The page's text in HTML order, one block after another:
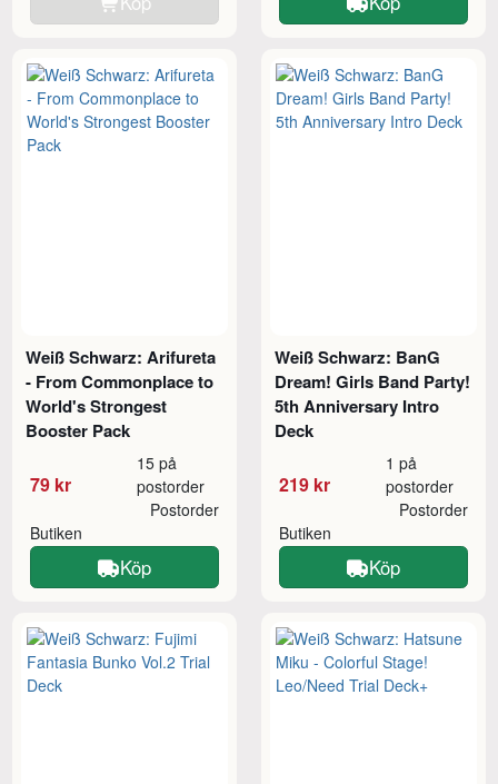
Weiß Schwarz: Arifureta
- From Commonplace to
World's Strongest
Booster Pack
79 kr
15 på
postorder
Butiken
Postorder
Köp
Weiß Schwarz: BanG
Dream! Girls Band Party!
5th Anniversary Intro
Deck
219 kr
1 på
postorder
Butiken
Postorder
Köp